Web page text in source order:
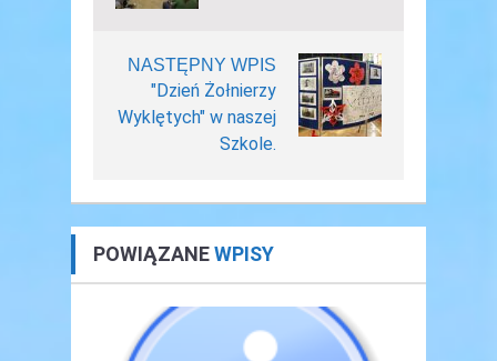
NASTĘPNY WPIS
"Dzień Żołnierzy
Wyklętych" w naszej
Szkole.
POWIĄZANEWPISY